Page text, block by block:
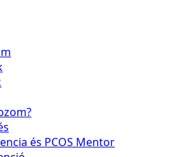
és PCOS Mentor